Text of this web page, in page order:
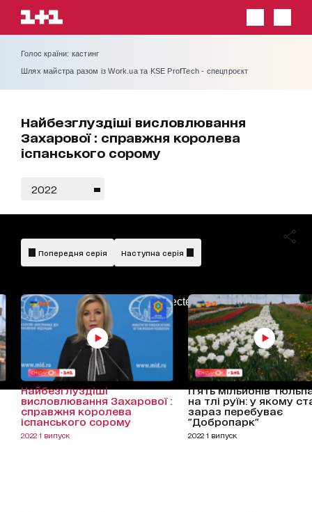
Голос країни: кастинг
Шлях майстра разом із Work.ua та KSE ProfTech - спецпроєкт
Найбезглуздіші висловлювання
Захарової : справжня королева
іспанського сорому
2022
AdBlockDetected!
Попередня серія Наступна серія
Найбезглуздіші
висловлювання Захарової :
справжня королева
іспанського сорому
2022 1 випуск
П’ять мільйонів
на тлі руїн: у якому
зараз перебуває
"Добропарк"
2022 1 випуск